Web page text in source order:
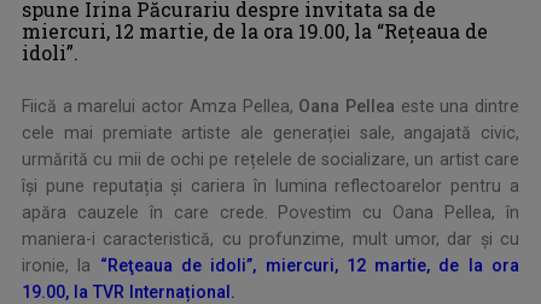
spune Irina Păcurariu despre invitata sa de
miercuri, 12 martie, de la ora 19.00, la “Reţeaua de
idoli”.
Fiică a marelui actor Amza Pellea, Oana Pellea este una dintre
cele mai premiate artiste ale generației sale, angajată civic,
urmărită cu mii de ochi pe rețelele de socializare, un artist care
își pune reputația și cariera în lumina reflectoarelor pentru a
apăra cauzele în care crede. Povestim cu Oana Pellea, în
maniera-i caracteristică, cu profunzime, mult umor, dar și cu
ironie, la “Reţeaua de idoli”, miercuri, 12 martie, de la ora
19.00, la TVR Internațional.